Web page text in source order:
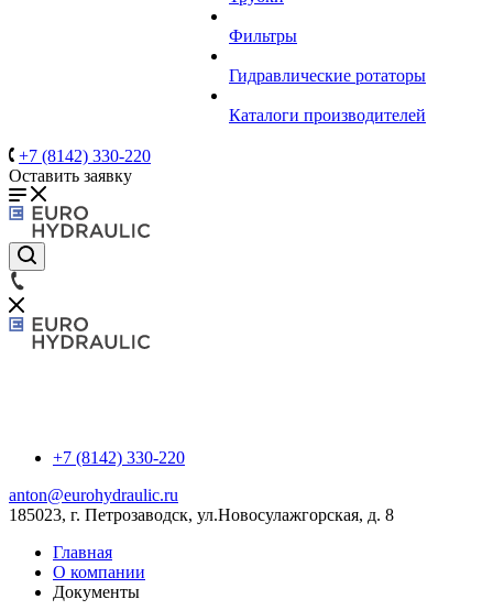
Фильтры
Гидравлические ротаторы
Каталоги производителей
+7 (8142) 330-220
Оставить заявку
+7 (8142) 330-220
anton@eurohydraulic.ru
185023, г. Петрозаводск, ул.Новосулажгорская, д. 8
Главная
О компании
Документы